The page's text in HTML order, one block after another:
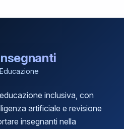
inclusiva, con
artificiale e revisione
insegnanti nella